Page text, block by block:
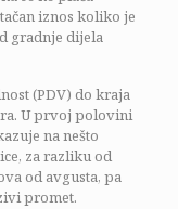
iznos koliko je
gradnje dijela
(PDV) do kraja
U prvoj polovini
na nešto
za razliku od
od avgusta, pa
promet.